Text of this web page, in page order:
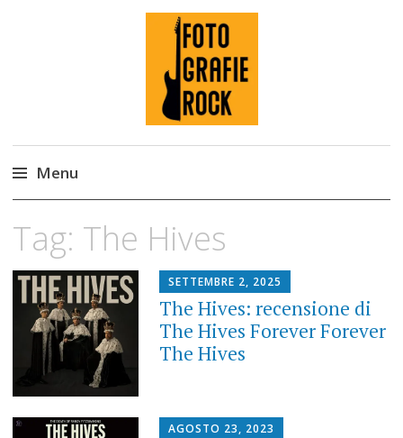
Fotografie ROCK
Menu
content
Tag: The Hives
SETTEMBRE 2, 2025
The Hives: recensione di
The Hives Forever Forever
The Hives
AGOSTO 23, 2023